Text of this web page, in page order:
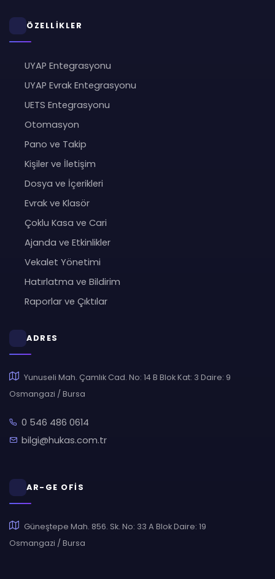
ÖZELLİKLER
UYAP Entegrasyonu
UYAP Evrak Entegrasyonu
UETS Entegrasyonu
Otomasyon
Pano ve Takip
Kişiler ve İletişim
Dosya ve İçerikleri
Evrak ve Klasör
Çoklu Kasa ve Cari
Ajanda ve Etkinlikler
Vekalet Yönetimi
Hatırlatma ve Bildirim
Raporlar ve Çıktılar
ADRES
Yunuseli Mah. Çamlık Cad. No: 14 B Blok Kat: 3 Daire: 9
Osmangazi / Bursa
0 546 486 0614
bilgi@hukas.com.tr
AR-GE OFİS
Güneştepe Mah. 856. Sk. No: 33 A Blok Daire: 19
Osmangazi / Bursa